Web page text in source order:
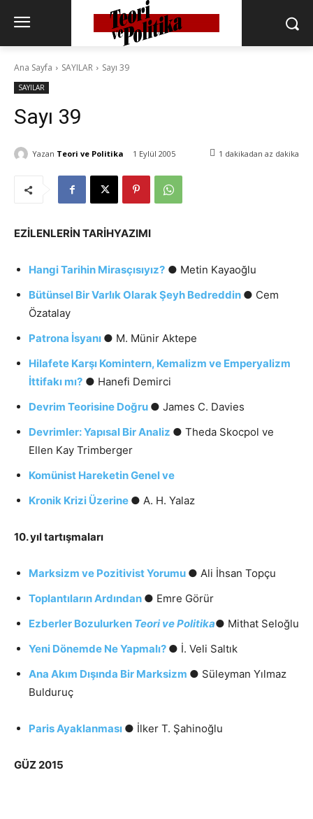
Ana Sayfa SAYILAR Sayı 39
SAYILAR
Sayı 39
Yazan Teori ve Politika 1 Eylül 2005 1 dakikadan az dakika
EZİLENLERİN TARİHYAZIMI
Hangi Tarihin Mirasçısıyız? ● Metin Kayaoğlu
Bütünsel Bir Varlık Olarak Şeyh Bedreddin ● Cem
Özatalay
Patrona İsyanı ● M. Münir Aktepe
Hilafete Karşı Komintern, Kemalizm ve Emperyalizm
İttifakı mı? ● Hanefi Demirci
Devrim Teorisine Doğru ● James C. Davies
Devrimler: Yapısal Bir Analiz ● Theda Skocpol ve
Ellen Kay Trimberger
Komünist Hareketin Genel ve
Kronik Krizi Üzerine ● A. H. Yalaz
10. yıl tartışmaları
Marksizm ve Pozitivist Yorumu ● Ali İhsan Topçu
Toplantıların Ardından ● Emre Görür
Ezberler Bozulurken Teori ve Politika● Mithat Seloğlu
Yeni Dönemde Ne Yapmalı? ● İ. Veli Saltık
Ana Akım Dışında Bir Marksizm ● Süleyman Yılmaz
Bulduruç
Paris Ayaklanması ● İlker T. Şahinoğlu
GÜZ 2015